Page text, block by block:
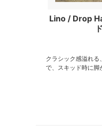
Lino / Drop
クラシック感溢れ
で、スキッド時に脚